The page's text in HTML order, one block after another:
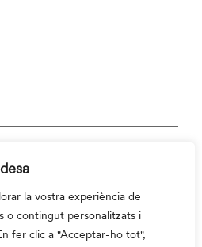
la vostra experiència de
o contingut personalitzats i
fer clic a "Acceptar-ho tot",